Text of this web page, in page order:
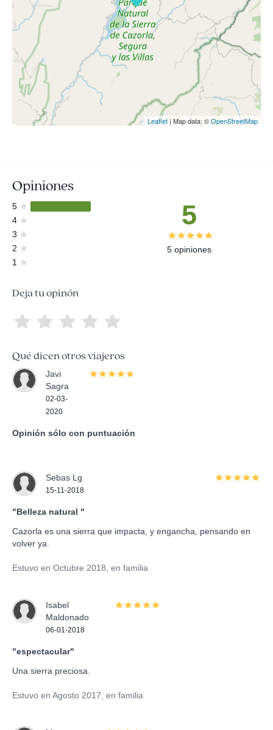
Leaflet | Map data: ©OpenStreetMap
Opiniones
5
4
3
2
1
5
5 opiniones
Deja tu opinón
Qué dicen otros viajeros
Javi
Sagra
02-03-
2020
Opinión sólo con puntuación
Sebas Lg
15-11-2018
"Belleza natural "
Cazorla es una sierra que impacta, y engancha, pensando en
volver ya.
Estuvo en Octubre 2018, en familia
Isabel
Maldonado
06-01-2018
"espectacular"
Una sierra preciosa.
Estuvo en Agosto 2017, en familia